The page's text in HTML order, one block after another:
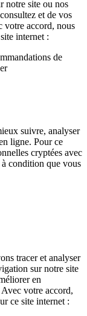
notre site ou nos
et de vos
votre accord, nous
internet :
de
suivre, analyser
ligne. Pour ce
cryptées avec
à condition que vous
tracer et analyser
sur notre site
en
votre accord,
ce site internet :